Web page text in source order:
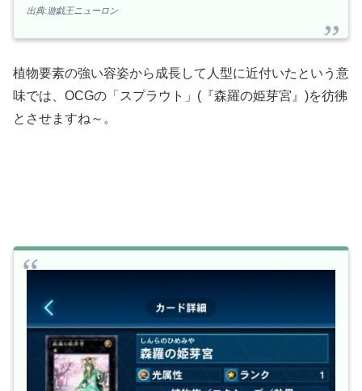
出典:遊戯王ニューロン
植物要素の強い容姿から成長して人型に近付いたという意
味では、OCGの「スプラウト」(『森羅の姫芽宮』)を彷彿
とさせますね～。